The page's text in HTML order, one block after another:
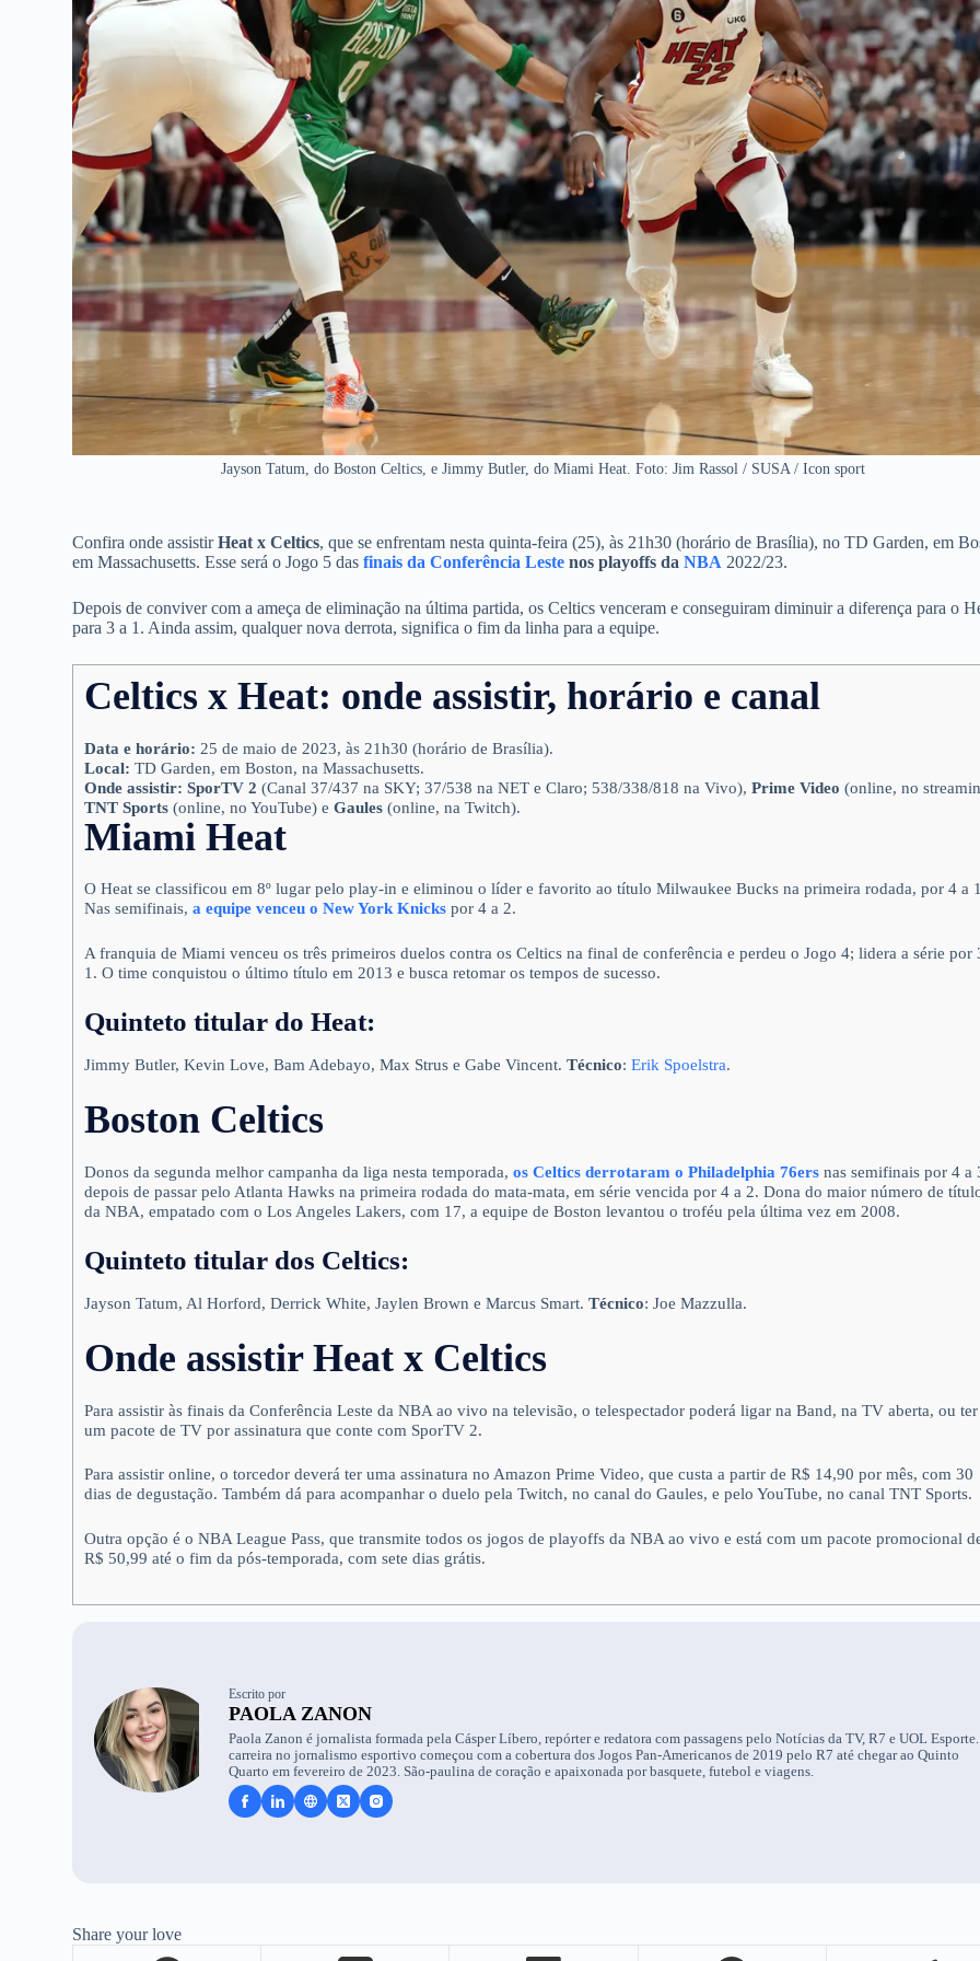
Jayson Tatum, do Boston Celtics, e Jimmy Butler, do Miami Heat. Foto: Jim Rassol / SUSA / Icon sport
Confira onde assistirHeat x Celtics, que se enfrentam nesta quinta-feira (25), às 21h30 (horário de Brasília), no TD Garden, em
em Massachusetts. Esse será o Jogo 5 dasfinais da Conferência Leste nos playoffs daNBA 2022/23.
Depois de conviver com a ameça de eliminação na última partida, os Celtics venceram e conseguiram diminuir a diferença para o
para 3 a 1. Ainda assim, qualquer nova derrota, significa o fim da linha para a equipe.
Celtics x Heat: onde assistir, horário e canal
Data e horário: 25 de maio de 2023, às 21h30 (horário de Brasília).
Local:TD Garden, em Boston, na Massachusetts.
Onde assistir:SporTV 2 (Canal 37/437 na SKY; 37/538 na NET e Claro; 538/338/818 na Vivo),Prime Video(online, no
TNT Sports (online, no YouTube) eGaules(online, na Twitch).
Miami Heat
O Heat se classificou em 8º lugar pelo play-in e eliminou o líder e favorito ao título Milwaukee Bucks na primeira rodada, por 4 a
Nas semifinais,a equipe venceu o New York Knicks por 4 a 2.
A franquia de Miami venceu os três primeiros duelos contra os Celtics na final de conferência e perdeu o Jogo 4; lidera a série por
1. O time conquistou o último título em 2013 e busca retomar os tempos de sucesso.
Quinteto titular do Heat:
Jimmy Butler, Kevin Love, Bam Adebayo, Max Strus e Gabe Vincent.Técnico:Erik Spoelstra.
Boston Celtics
Donos da segunda melhor campanha da liga nesta temporada,os Celtics derrotaram o Philadelphia 76ers nas semifinais por 4 a
depois de passar pelo Atlanta Hawks na primeira rodada do mata-mata, em série vencida por 4 a 2. Dona do maior número de
da NBA, empatado com o Los Angeles Lakers, com 17, a equipe de Boston levantou o troféu pela última vez em 2008.
Quinteto titular dos Celtics:
Jayson Tatum, Al Horford, Derrick White, Jaylen Brown e Marcus Smart.Técnico: Joe Mazzulla.
Onde assistir Heat x Celtics
Para assistir às finais da Conferência Leste da NBA ao vivo na televisão, o telespectador poderá ligar na Band, na TV aberta, ou ter
um pacote de TV por assinatura que conte com SporTV 2.
Para assistir online, o torcedor deverá ter uma assinatura no Amazon Prime Video, que custa a partir de R$ 14,90 por mês, com 30
dias de degustação. Também dá para acompanhar o duelo pela Twitch, no canal do Gaules, e pelo YouTube, no canal TNT Sports.
Outra opção é o NBA League Pass, que transmite todos os jogos de playoffs da NBA ao vivo e está com um pacote promocional
R$ 50,99 até o fim da pós-temporada, com sete dias grátis.
Escrito por
PAOLA ZANON
Paola Zanon é jornalista formada pela Cásper Líbero, repórter e redatora com passagens pelo Notícias da TV, R7 e UOL
carreira no jornalismo esportivo começou com a cobertura dos Jogos Pan-Americanos de 2019 pelo R7 até chegar ao Quinto
Quarto em fevereiro de 2023. São-paulina de coração e apaixonada por basquete, futebol e viagens.
Share your love